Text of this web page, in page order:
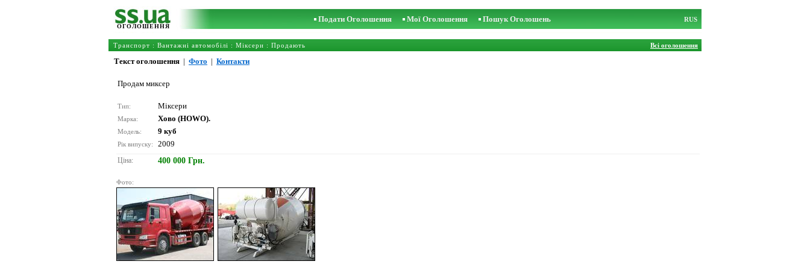
ОГОЛОШЕННЯ
Подати Оголошення Мої Оголошення Пошук Оголошень RUS
Транспорт : Вантажні автомобілі : Міксери : Продають Всі оголошення
Текст оголошення | Фото | Контакти
Продам миксер
Тип: Міксери
Марка: Хово (HOWO).
Модель: 9 куб
Рік випуску: 2009
Ціна: 400 000 Грн.
Фото: